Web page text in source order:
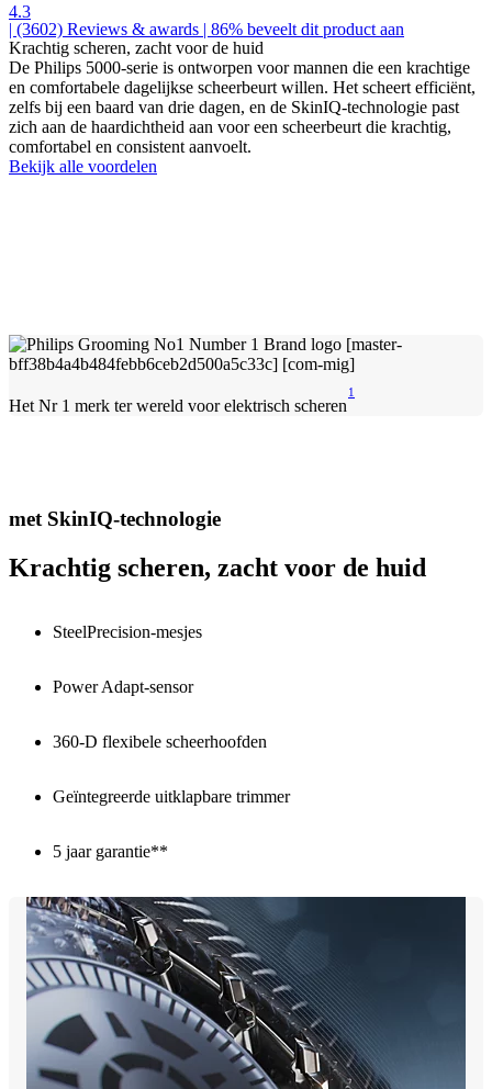
4.3
| (3602) Reviews & awards | 86% beveelt dit product aan
Krachtig scheren, zacht voor de huid
De Philips 5000-serie is ontworpen voor mannen die een krachtige
en comfortabele dagelijkse scheerbeurt willen. Het scheert efficiënt,
zelfs bij een baard van drie dagen, en de SkinIQ-technologie past
zich aan de haardichtheid aan voor een scheerbeurt die krachtig,
comfortabel en consistent aanvoelt.
Bekijk alle voordelen
Het Nr 1 merk ter wereld voor elektrisch scheren
1
met SkinIQ-technologie
Krachtig scheren, zacht voor de huid
SteelPrecision-mesjes
Power Adapt-sensor
360-D flexibele scheerhoofden
Geïntegreerde uitklapbare trimmer
5 jaar garantie**